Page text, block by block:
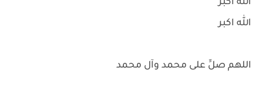
الله اكبر
الله اكبر
اللهم صلِّ على محمد وآل محمد